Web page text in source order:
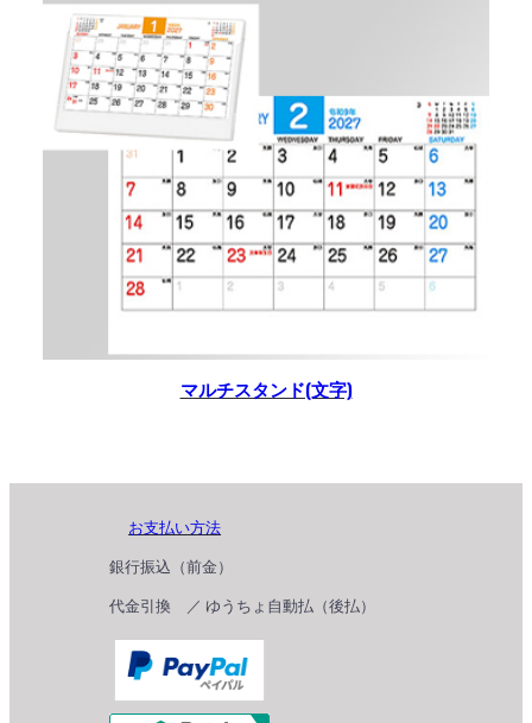
マルチスタンド(文字)
お支払い方法
銀行振込（前金）
代金引換 ／ ゆうちょ自動払（後払）